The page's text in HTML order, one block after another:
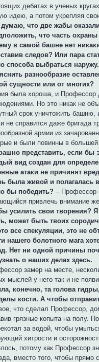
дебатах в ученых
идею, а потом укрепляя
думаю, что две жабы
что часть
в самой башне нет
следов? Или пара
способа выбраться
разнообразие
сущности или от многих?
была хороша, и Профессор
Но это никак не
срок уничтожить башню,
не справится даже бригада
армии из
и были повинны в
представить, если
вид создан для
атаки не причинят
была живой и полагалась
бы победить? – Профессор
привлечь внимание
усилить свои творения?
может быть твоих
все спекуляции, это не
нашего болотного мага
Нет ни одной причины
о наших делах здесь.
замер на месте,
мыслей у него так и не
конечно, та голова
кости. А чтобы
что сделал Профессор,
грязные копыта на полу.
за водой, чтобы
хитрости и
потому как Профессор
вместо того, чтобы прямо